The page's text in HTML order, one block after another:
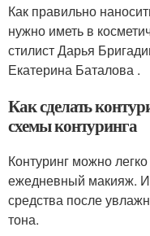
Как правильно
нужно иметь в
стилист Дарья
Екатерина Баталова .
Как сделать
схемы контуринга
Контуринг можно
ежедневный макияж.
средства после
тона.